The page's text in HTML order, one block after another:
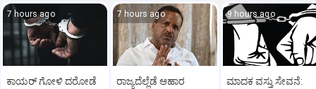
7 hours ago
ಕಾಯರ್ ಗೋಳಿ ದರೋಡೆ
7 hours ago
ರಾಜ್ಯದೆಲ್ಲೆಡೆ ಆಹಾರ
9 hours ago
ಮಾದಕ ವಸ್ತು ಸೇವನೆ: